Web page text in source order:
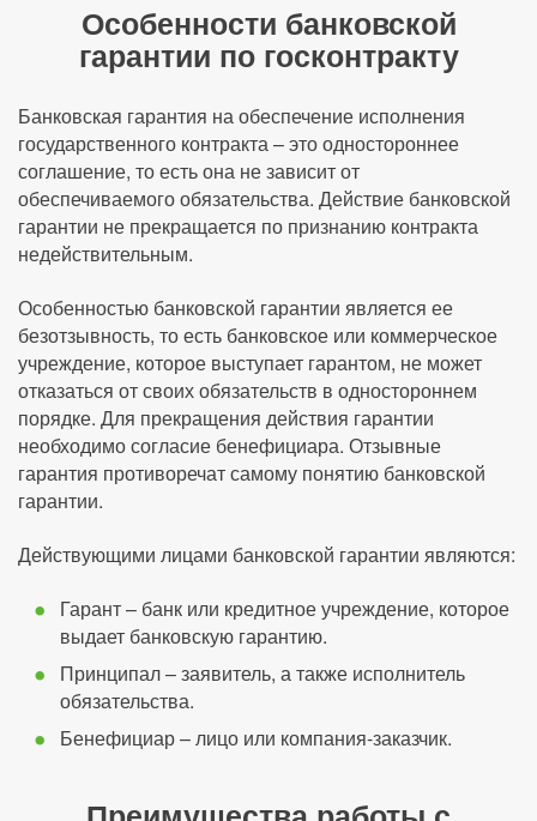
Особенности банковской
гарантии по госконтракту
Банковская гарантия на обеспечение исполнения
государственного контракта – это одностороннее
соглашение, то есть она не зависит от
обеспечиваемого обязательства. Действие банковской
гарантии не прекращается по признанию контракта
недействительным.
Особенностью банковской гарантии является ее
безотзывность, то есть банковское или коммерческое
учреждение, которое выступает гарантом, не может
отказаться от своих обязательств в одностороннем
порядке. Для прекращения действия гарантии
необходимо согласие бенефициара. Отзывные
гарантия противоречат самому понятию банковской
гарантии.
Действующими лицами банковской гарантии являются:
Гарант – банк или кредитное учреждение, которое
выдает банковскую гарантию.
Принципал – заявитель, а также исполнитель
обязательства.
Бенефициар – лицо или компания-заказчик.